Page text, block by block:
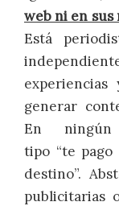
web ni en sus
Está
generar
En ningún
tipo “te
destino”.
publicitarias